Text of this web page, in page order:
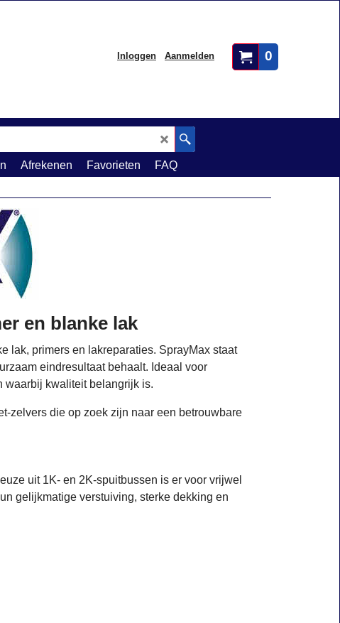
0
Inloggen Aanmelden
Afrekenen Favorieten
FAQ
en blanke lak
lak, primers en lakreparaties. SprayMax staat
eindresultaat behaalt. Ideaal voor
waarbij kwaliteit belangrijk is.
zelvers die op zoek zijn naar een betrouwbare
uit 1K- en 2K-spuitbussen is er voor vrijwel
gelijkmatige verstuiving, sterke dekking en